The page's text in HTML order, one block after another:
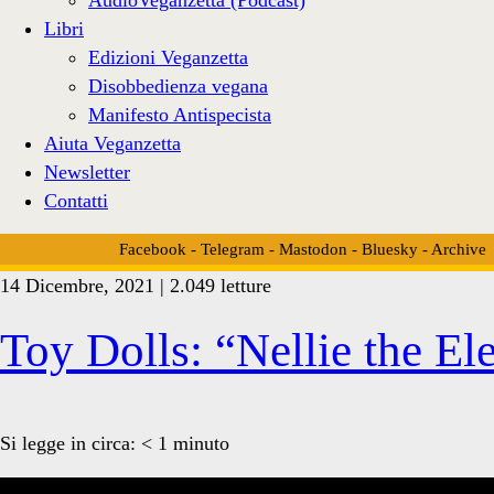
Libri
Edizioni Veganzetta
Disobbedienza vegana
Manifesto Antispecista
Aiuta Veganzetta
Newsletter
Contatti
Facebook - Telegram - Mastodon - Bluesky- Archive
14 Dicembre, 2021 | 2.049 letture
Toy Dolls: “Nellie the
Si legge in circa: < 1 minuto